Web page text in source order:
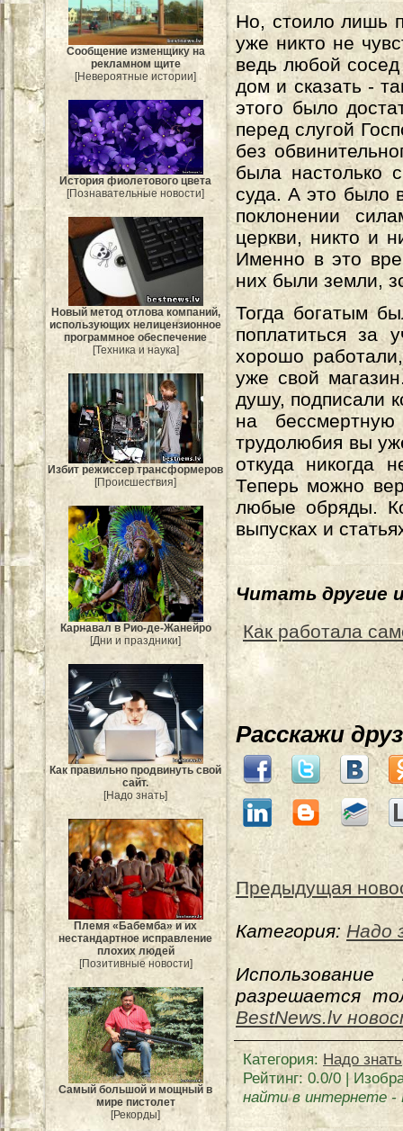
Сообщение изменщику на
рекламном щите
[Невероятные истории]
История фиолетового цвета
[Познавательные новости]
Новый метод отлова компаний,
использующих нелицензионное
программное обеспечение
[Техника и наука]
Избит режиссер трансформеров
[Происшествия]
Карнавал в Рио-де-Жанейро
[Дни и праздники]
Как правильно продвинуть свой
сайт.
[Надо знать]
Племя «Бабемба» и их
нестандартное исправление
плохих людей
[Позитивные новости]
Самый большой и мощный в
мире пистолет
[Рекорды]
Но, стоило лишь
уже никто не
ведь любой
дом и сказать -
этого было
перед слугой
без
была настолько
суда. А это было
поклонении
церкви, никто и
Именно в это
них были земли,
Тогда богатым
поплатиться за
хорошо
уже свой
душу, подписали
на
трудолюбия вы
откуда никогда
Теперь можно
любые обряды.
выпусках и
Читать другие
Как работала
Расскажи
Предыдущая
Категория: Надо
разрешается
BestNews.lv
Категория: Надо знать
Рейтинг: 0.0/0 |
найти в интернете -